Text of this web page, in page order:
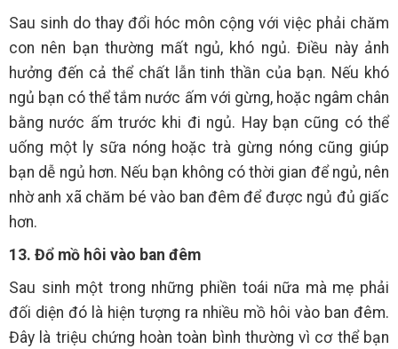
Sau sinh do thay đổi hóc môn cộng với việc phải chăm
con nên bạn thường mất ngủ, khó ngủ. Điều này ảnh
hưởng đến cả thể chất lẫn tinh thần của bạn. Nếu khó
ngủ bạn có thể tắm nước ấm với gừng, hoặc ngâm chân
bằng nước ấm trước khi đi ngủ. Hay bạn cũng có thể
uống một ly sữa nóng hoặc trà gừng nóng cũng giúp
bạn dễ ngủ hơn. Nếu bạn không có thời gian để ngủ, nên
nhờ anh xã chăm bé vào ban đêm để được ngủ đủ giấc
hơn.
13. Đổ mồ hôi vào ban đêm
Sau sinh một trong những phiền toái nữa mà mẹ phải
đối diện đó là hiện tượng ra nhiều mồ hôi vào ban đêm.
Đây là triệu chứng hoàn toàn bình thường vì cơ thể bạn